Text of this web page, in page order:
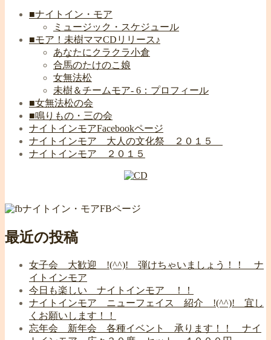
■ナイトイン・モア
ミュージック・スケジュール
■モア！未樹ママCDリリース♪
あなたにクラクラ小倉
合馬のたけのこ娘
女無法松
未樹＆チームモア- 6：プロフィール
■女無法松の会
■鳴りもの・三の会
ナイトインモアFacebookページ
ナイトインモア 大人の文化祭 ２０１５
ナイトインモア ２０１５
ナイトイン・モアFBページ
最近の投稿
女子会 大歓迎 !(^^)! 弾けちゃいましょう！！ ナ
イトインモア
今日も楽しい ナイトインモア ！！
ナイトインモア ニューフェイス 紹介 !(^^)! 宜し
くお願いします！！
忘年会 新年会 各種イベント 承ります！！ ナイ